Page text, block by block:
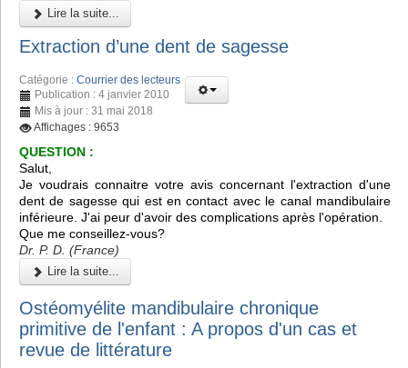
Lire la suite...
Extraction d’une dent de sagesse
Catégorie : Courrier des lecteurs
Publication : 4 janvier 2010
Mis à jour : 31 mai 2018
Affichages : 9653
QUESTION :
Salut,
Je voudrais connaitre votre avis concernant l'extraction d'une
dent de sagesse qui est en contact avec le canal mandibulaire
inférieure. J'ai peur d'avoir des complications après l'opération.
Que me conseillez-vous?
Dr. P. D. (France)
Lire la suite...
Ostéomyélite mandibulaire chronique
primitive de l'enfant : A propos d'un cas et
revue de littérature